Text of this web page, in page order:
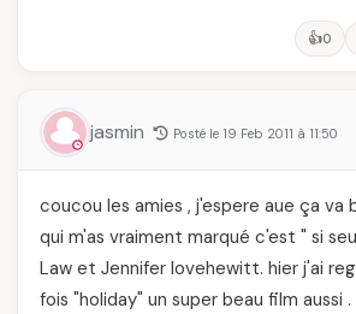
👍0
jasmin Posté le 19 Feb 2011 à 11:50
coucou les amies , j'espere aue ça va
qui m'as vraiment marqué c'est " si
Law et Jennifer lovehewitt. hier j'ai
fois "holiday" un super beau film aussi .